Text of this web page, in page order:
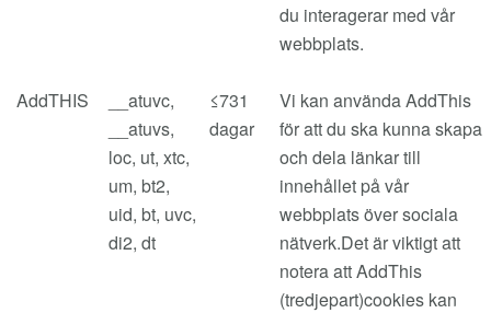
du interagerar med vår
webbplats.
AddTHIS
__atuvc,
__atuvs,
loc, ut, xtc,
um, bt2,
uid, bt, uvc,
di2, dt
≤731
dagar
Vi kan använda AddThis
för att du ska kunna skapa
och dela länkar till
innehållet på vår
webbplats över sociala
nätverk.Det är viktigt att
notera att AddThis
(tredjepart)cookies kan